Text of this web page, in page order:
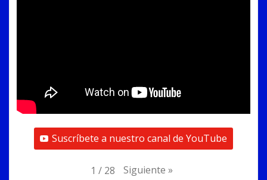
Suscríbete a nuestro canal de YouTube
1 / 28 Siguiente »